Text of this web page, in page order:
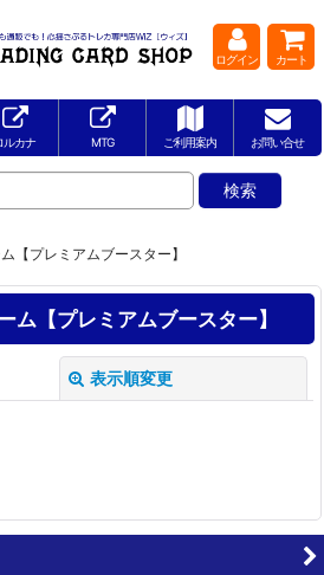
ログイン カート
ルカナ MTG ご利用案内 お問い合せ
【プレミアムブースター】
ム【プレミアムブースター】
表示順変更